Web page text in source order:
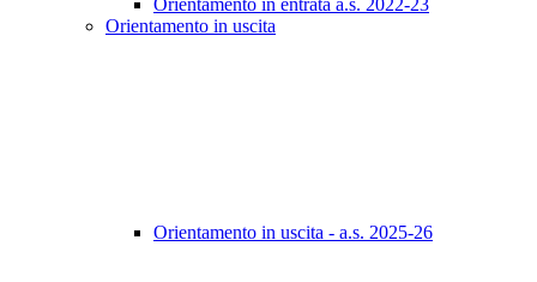
Orientamento in entrata a.s. 2022-23
Orientamento in uscita
Orientamento in uscita - a.s. 2025-26